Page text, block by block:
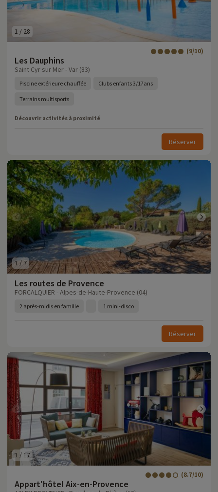
1 / 28
Les Dauphins
(9/10)
Saint Cyr sur Mer - Var (83)
Piscine extérieure chauffée Clubs enfants 3/17ans
Terrains multisports
Découvrir activités à proximité
Réserver
1 / 7
Les routes de Provence
FORCALQUIER - Alpes-de-Haute-Provence (04)
2 après-midis en famille 1 mini-disco
Réserver
1 / 17
Appart'hôtel Aix-en-Provence
(8.7/10)